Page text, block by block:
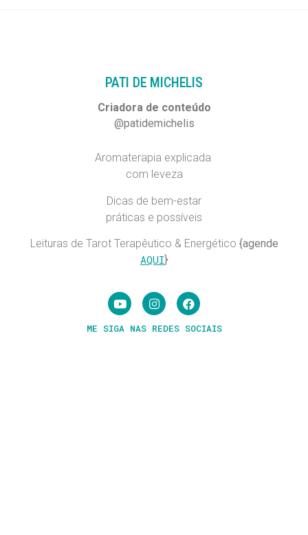
PATI DE MICHELIS​
Criadora de conteúdo
@patidemichelis
Aromaterapia explicada
com leveza
Dicas de bem-estar
práticas e possíveis
Leituras de Tarot Terapêutico & Energético {agende
AQUI}
ME SIGA NAS REDES SOCIAIS